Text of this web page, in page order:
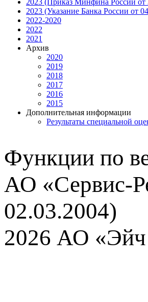
2023 (Указание Банка России от
2022-2020
2022
2021
Архив
2020
2019
2018
2017
2016
2015
Дополнительная информации
Результаты специальной
Функции по
АО «Сервис-
02.03.2004)
2026 АО